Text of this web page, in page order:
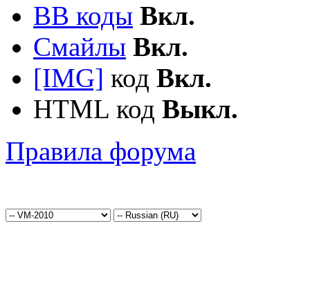
BB коды Вкл.
Смайлы Вкл.
[IMG] код Вкл.
HTML код Выкл.
Правила форума